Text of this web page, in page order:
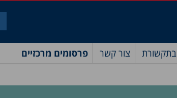
בתקשורת צור קשר פרסומים מרכזיים